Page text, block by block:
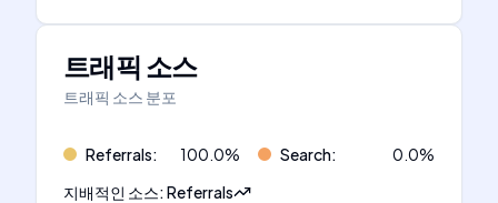
트래픽 소스
트래픽 소스 분포
Referrals: 100.0% Search: 0.0%
지배적인 소스:Referrals